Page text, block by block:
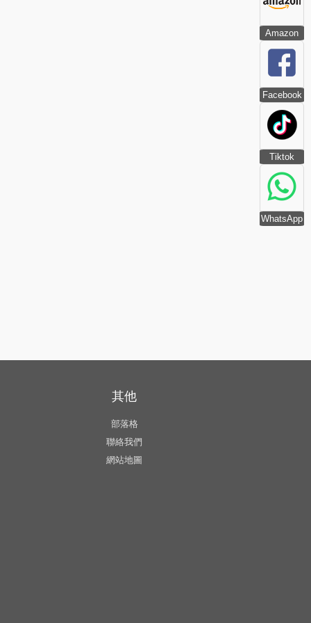
Amazon
Facebook
Tiktok
WhatsApp
其他
部落格
聯絡我們
網站地圖